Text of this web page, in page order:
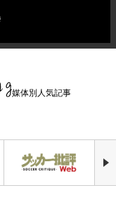
媒体別人気記事